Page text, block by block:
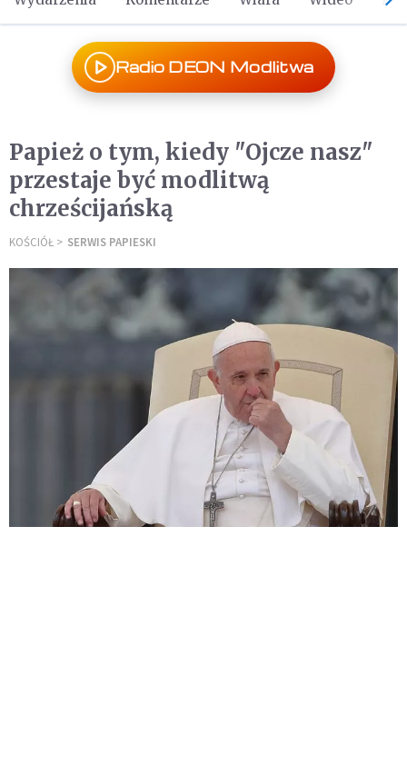
Radio DEON Modlitwa
Papież o tym, kiedy "Ojcze nasz"
przestaje być modlitwą
chrześcijańską
KOŚCIÓŁ SERWIS PAPIESKI